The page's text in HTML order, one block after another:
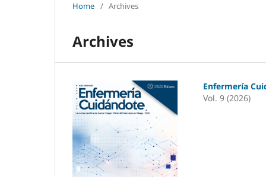
Home / Archives
Archives
Enfermería
Vol. 9 (2026)